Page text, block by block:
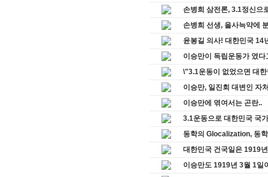
손병희 삼전론, 3.1정신으
손병희 선생, 을사늑약에
윤봉길 의사! 대한민국 14
이승만이 독립운동가 였다
\"3.1운동이 없었으면 대
이승만, 일진회 대변인 자
이승만에 엮여서는 곤란..
3.1운동으로 대한민국 국
동학의 Glocalization, 동
대한민국 건국일은 1919
이승만도 1919년 3월 1일